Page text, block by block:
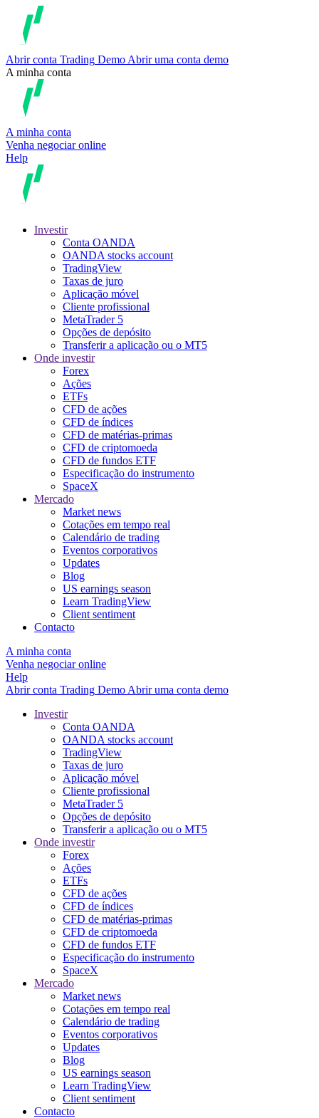
Abrir conta Trading Demo Abrir uma conta demo
A minha conta
A minha conta
Venha negociar online
Help
Investir
Conta OANDA
OANDA stocks account
TradingView
Taxas de juro
Aplicação móvel
Cliente profissional
MetaTrader 5
Opções de depósito
Transferir a aplicação ou o MT5
Onde investir
Forex
Ações
ETFs
CFD de ações
CFD de índices
CFD de matérias-primas
CFD de criptomoeda
CFD de fundos ETF
Especificação do instrumento
SpaceX
Mercado
Market news
Cotações em tempo real
Calendário de trading
Eventos corporativos
Updates
Blog
US earnings season
Learn TradingView
Client sentiment
Contacto
A minha conta
Venha negociar online
Help
Abrir conta Trading Demo Abrir uma conta demo
Investir
Conta OANDA
OANDA stocks account
TradingView
Taxas de juro
Aplicação móvel
Cliente profissional
MetaTrader 5
Opções de depósito
Transferir a aplicação ou o MT5
Onde investir
Forex
Ações
ETFs
CFD de ações
CFD de índices
CFD de matérias-primas
CFD de criptomoeda
CFD de fundos ETF
Especificação do instrumento
SpaceX
Mercado
Market news
Cotações em tempo real
Calendário de trading
Eventos corporativos
Updates
Blog
US earnings season
Learn TradingView
Client sentiment
Contacto